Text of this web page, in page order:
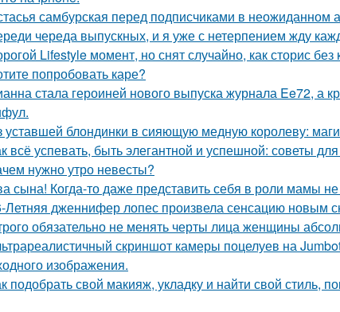
самбурская перед подписчиками в неожиданном
череда выпускных, и я уже с нетерпением жду
Lifestyle момент, но снят случайно, как сторис без
попробовать каре?
стала героиней нового выпуска журнала Ee72, а
уставшей блондинки в сияющую медную королеву:
всё успевать, быть элегантной и успешной: советы
нужно утро невесты?
сына! Когда-то даже представить себя в роли мамы
Летняя дженнифер лопес произвела сенсацию новым
обязательно не менять черты лица женщины
скриншот камеры поцелуев на
изображения.
подобрать свой макияж, укладку и найти свой стиль,